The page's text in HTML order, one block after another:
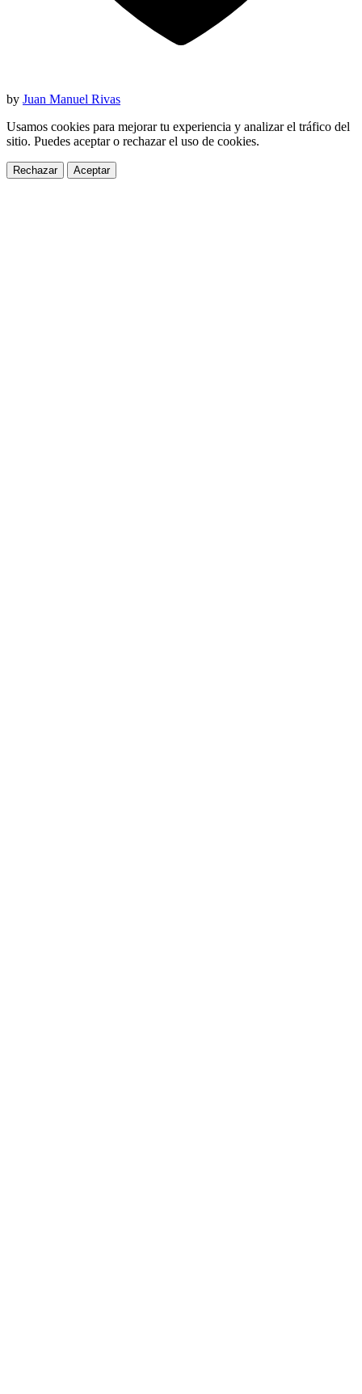
by Juan Manuel Rivas
Usamos cookies para mejorar tu experiencia y analizar el tráfico del
sitio. Puedes aceptar o rechazar el uso de cookies.
Rechazar Aceptar